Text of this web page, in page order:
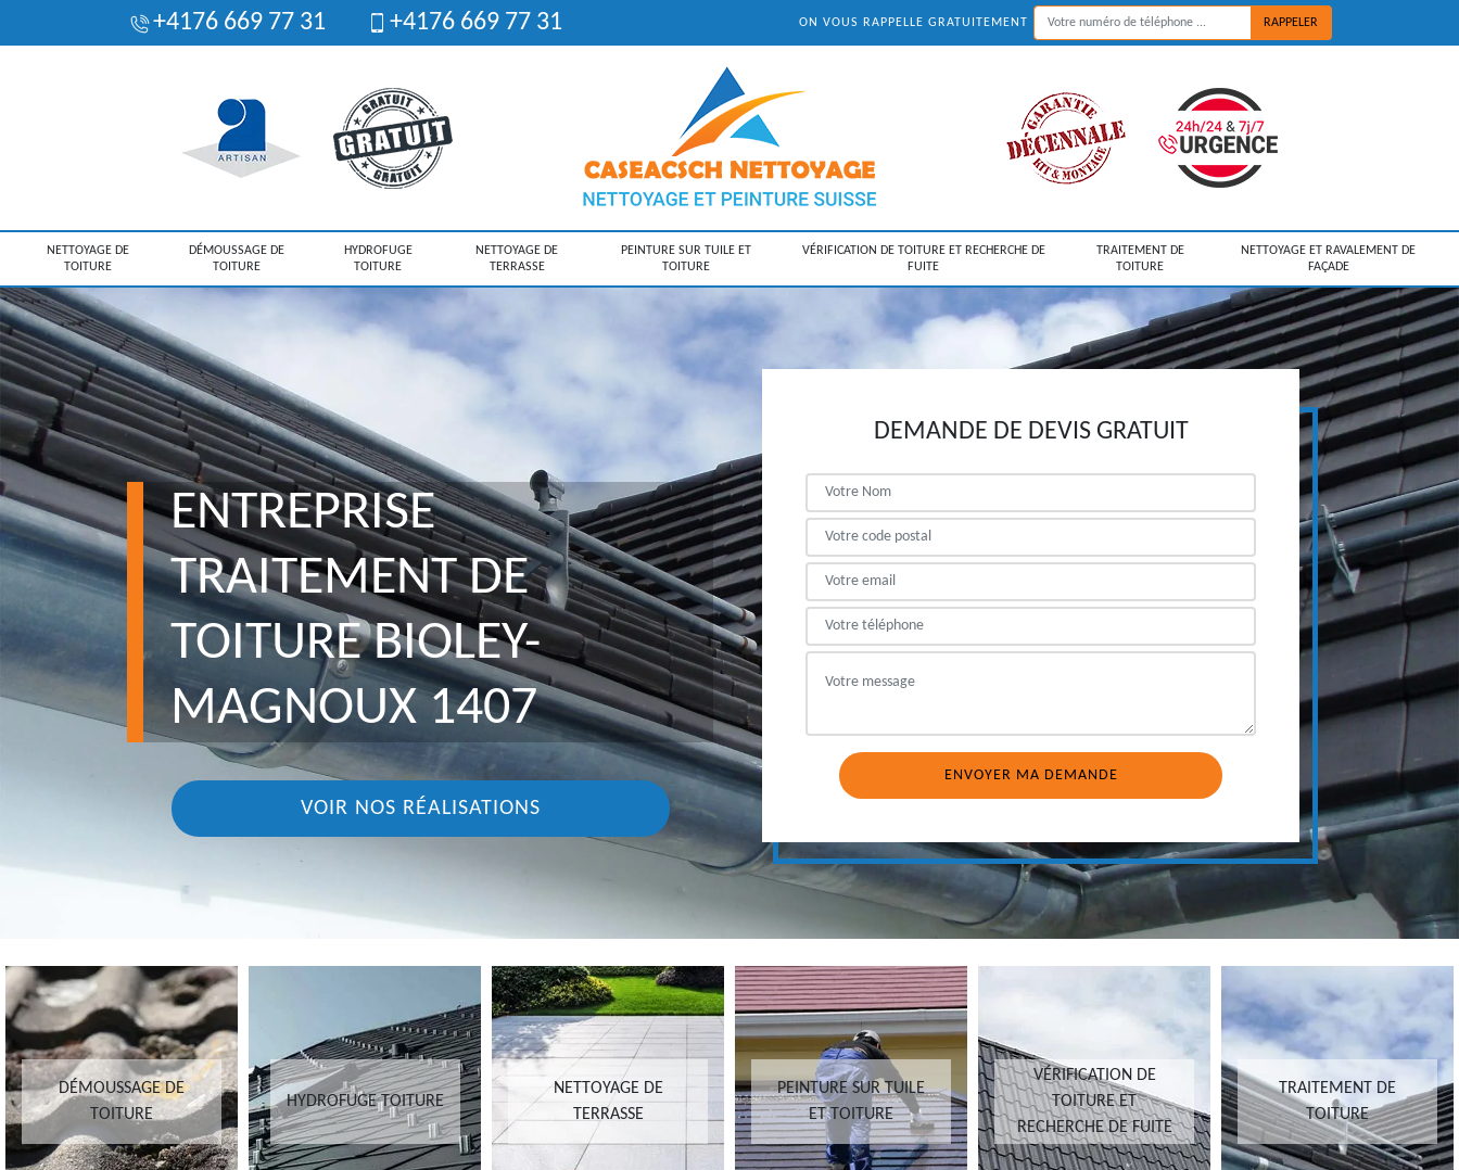
+4176 669 77 31 +4176 669 77 31 ON VOUS RAPPELLE GRATUITEMENT
NETTOYAGE DE
TOITURE
DÉMOUSSAGE DE
TOITURE
HYDROFUGE
TOITURE
NETTOYAGE DE
TERRASSE
PEINTURE SUR TUILE ET
TOITURE
VÉRIFICATION DE TOITURE ET RECHERCHE DE
FUITE
TRAITEMENT DE
TOITURE
NETTOYAGE ET RAVALEMENT DE
FAÇADE
ENTREPRISE
TRAITEMENT DE
TOITURE BIOLEY-
MAGNOUX 1407
VOIR NOS RÉALISATIONS
DEMANDE DE DEVIS GRATUIT
DÉMOUSSAGE DE
TOITURE
HYDROFUGE TOITURE
NETTOYAGE DE
TERRASSE
PEINTURE SUR TUILE
ET TOITURE
VÉRIFICATION DE
TOITURE ET
RECHERCHE DE FUITE
TRAITEMENT DE
TOITURE